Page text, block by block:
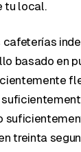
tu local.
basado en
treinta